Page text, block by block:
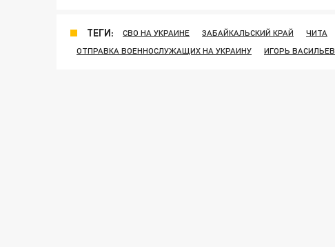
ТЕГИ: СВО НА УКРАИНЕ ЗАБАЙКАЛЬСКИЙ КРАЙ ЧИТА
ОТПРАВКА ВОЕННОСЛУЖАЩИХ НА УКРАИНУ
ИГОРЬ ВАСИЛЬЕВ